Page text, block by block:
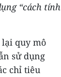
“cách tính
quy mô
sử dụng
chỉ tiêu